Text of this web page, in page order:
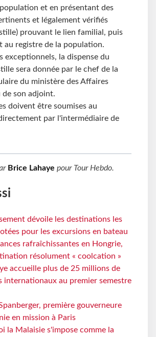
et en présentant des
et légalement vérifiés
prouvant le lien familial, puis
au registre de la population.
exceptionnels, la dispense du
sera donnée par le chef de la
du ministère des Affaires
de son adjoint.
doivent être soumises au
par l'intermédiaire de
Brice Lahaye pour Tour Hebdo.
dévoile les destinations les
pour les excursions en bateau
rafraîchissantes en Hongrie,
résolument « coolcation »
accueille plus de 25 millions de
internationaux au premier semestre
première gouverneure
en mission à Paris
la Malaisie s'impose comme la